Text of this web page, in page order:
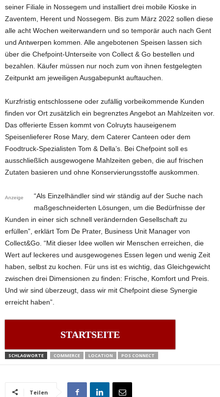
seiner Filiale in Nossegem und installiert drei mobile Kioske in
Zaventem, Herent und Nossegem. Bis zum März 2022 sollen diese
alle acht Wochen weiterwandern und so temporär auch nach Gent
und Antwerpen kommen. Alle angebotenen Speisen lassen sich
über die Chefpoint-Unterseite von Collect & Go bestellen und
bezahlen. Käufer müssen nur noch zum von ihnen festgelegten
Zeitpunkt am jeweiligen Ausgabepunkt auftauchen.
Kurzfristig entschlossene oder zufällig vorbeikommende Kunden
finden vor Ort zusätzlich ein begrenztes Angebot an Mahlzeiten vor.
Das offerierte Essen kommt von Colruyts hauseigenem
Speisenlieferer Rose Mary, dem Caterer Canteen oder dem
Foodtruck-Spezialisten Tom & Della’s. Bei Chefpoint soll es
ausschließlich ausgewogene Mahlzeiten geben, die auf frischen
Zutaten basieren und ohne Konservierungsstoffe auskommen.
Anzeige
“Als Einzelhändler sind wir ständig auf der Suche nach
maßgeschneiderten Lösungen, um die Bedürfnisse der
Kunden in einer sich schnell verändernden Gesellschaft zu
erfüllen”, erklärt Tom De Prater, Business Unit Manager von
Collect&Go. “Mit dieser Idee wollen wir Menschen erreichen, die
Wert auf leckeres und ausgewogenes Essen legen und wenig Zeit
haben, selbst zu kochen. Für uns ist es wichtig, das Gleichgewicht
zwischen drei Dimensionen zu finden: Frische, Komfort und Preis.
Und wir sind überzeugt, dass wir mit Chefpoint diese Synergie
erreicht haben”.
STARTSEITE
SCHLAGWORTE COMMERCE LOCATION POS CONNECT
Teilen